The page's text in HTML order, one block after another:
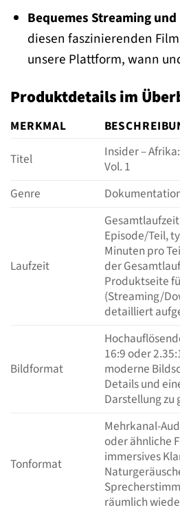
Bequemes Streaming
diesen faszinierenden
unsere Plattform, wann
Produktdetails im
MERKMAL
Titel
Insider –
Vol. 1
Genre
Laufzeit
Episode/Teil,
Minuten pro
der
Produktseite
(Streaming/
detailliert
Bildformat
16:9 oder
moderne
Details und
Darstellung zu
Tonformat
Mehrkanal-
oder ähnliche
immersives
räumlich